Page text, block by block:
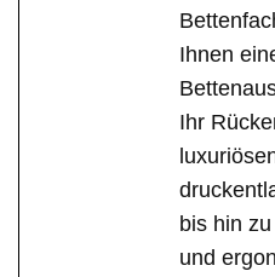
Ihnen
Ihr
bis hin
und